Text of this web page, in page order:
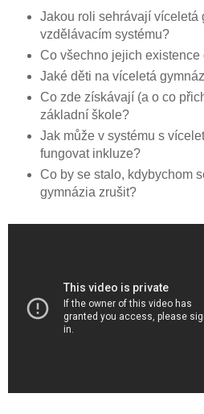
Jakou roli sehrávají víceletá
vzdělávacím systému?
Co všechno jejich existence
Jaké děti na víceletá
Co zde získávají (a o co
základní škole?
Jak může v systému s
fungovat inkluze?
Co by se stalo, kdybychom
gymnázia zrušit?